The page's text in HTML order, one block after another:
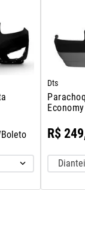
Dts
R$ 249